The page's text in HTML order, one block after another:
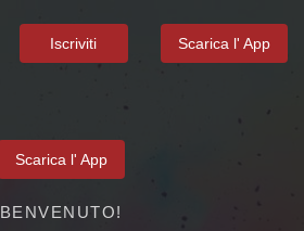
Iscriviti Scarica l' App
Scarica l' App
BENVENUTO!